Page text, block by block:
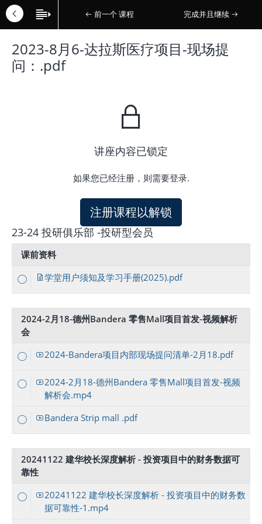
前一个 课程 完成并且继续
2023-8月6-达拉斯医疗项目-现场提
问：.pdf
讲座内容已锁定
如果您已经注册，则需要登录.
注册课程以解锁
23-24 投研俱乐部 -投研型会员
课前资料
学堂用户须知及学习手册(2025).pdf
2024-2月18-德州Bandera 零售Mall项目首发-视频解析
会
2024-Bandera项目内部现场提问清单-2月18.pdf
2024-2月18-德州Bandera 零售Mall项目首发-视频
解析会.mp4
Bandera Strip mall .pdf
20241122 建华校长深度解析 - 投资项目中的财务数据可
靠性
20241122 建华校长深度解析 - 投资项目中的财务数
据可靠性-1.mp4